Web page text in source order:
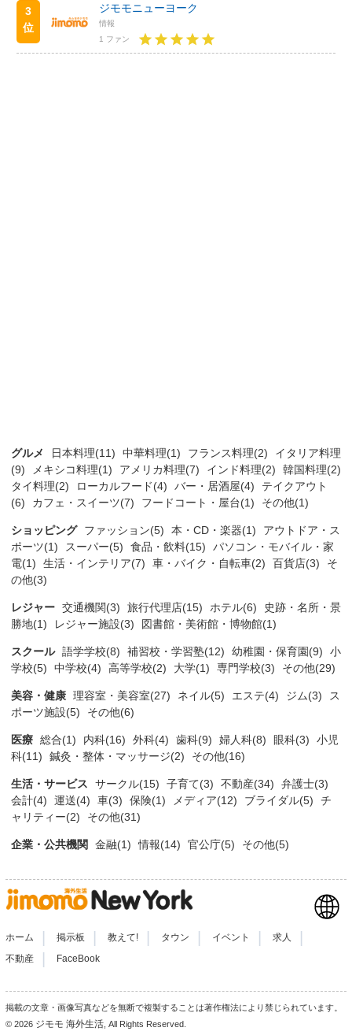
3
位
ジモモニューヨーク
情報
1 ファン
グルメ 日本料理(11) 中華料理(1) フランス料理(2)
イタリア料理
(9)
メキシコ料理(1) アメリカ料理(7) インド料理(2)
韓国料理(2)
タイ料理(2)
ローカルフード(4) バー・居酒屋(4)
テイクアウト
(6)
カフェ・スイーツ(7) フードコート・屋台(1) その他(1)
ショッピング ファッション(5) 本・CD・楽器(1)
アウトドア・ス
ポーツ(1)
スーパー(5) 食品・飲料(15)
パソコン・モバイル・家
電(1)
生活・インテリア(7) 車・バイク・自転車(2) 百貨店(3)
そ
の他(3)
レジャー 交通機関(3) 旅行代理店(15) ホテル(6)
史跡・名所・景
勝地(1)
レジャー施設(3) 図書館・美術館・博物館(1)
スクール 語学学校(8) 補習校・学習塾(12) 幼稚園・保育園(9)
小
学校(5)
中学校(4) 高等学校(2) 大学(1) 専門学校(3) その他(29)
美容・健康 理容室・美容室(27) ネイル(5) エステ(4) ジム(3)
ス
ポーツ施設(5)
その他(6)
医療 総合(1) 内科(16) 外科(4) 歯科(9) 婦人科(8) 眼科(3)
小児
科(11)
鍼灸・整体・マッサージ(2) その他(16)
生活・サービス サークル(15) 子育て(3) 不動産(34)
弁護士(3)
会計(4)
運送(4) 車(3) 保険(1) メディア(12) ブライダル(5)
チ
ャリティー(2)
その他(31)
企業・公共機関 金融(1) 情報(14) 官公庁(5) その他(5)
ホーム 掲示板 教えて! タウン イベント 求人
不動産 FaceBook
掲載の文章・画像写真などを無断で複製することは著作権法により禁じられています。
© 2026 ジモモ 海外生活 , All Rights Reserved.